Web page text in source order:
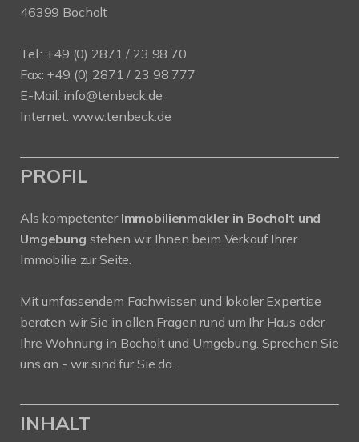
46399 Bocholt
Tel.: +49 (0) 2871 / 23 98 70
Fax: +49 (0) 2871 / 23 98 777
E-Mail: info@tenbeck.de
Internet: www.tenbeck.de
PROFIL
Als kompetenter Immobilienmakler in Bocholt und
Umgebung stehen wir Ihnen beim Verkauf Ihrer
Immobilie zur Seite.
Mit umfassendem Fachwissen und lokaler Expertise
beraten wir Sie in allen Fragen rund um Ihr Haus oder
Ihre Wohnung in Bocholt und Umgebung. Sprechen Sie
uns an - wir sind für Sie da.
INHALT